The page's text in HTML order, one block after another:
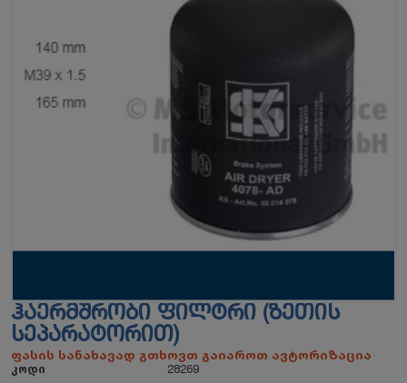
ᲰᲐᲔᲠᲛᲨᲠᲝᲑᲘ ᲤᲘᲚᲢᲠᲘ (ᲖᲔᲗᲘᲡ
ᲡᲔᲞᲐᲠᲐᲢᲝᲠᲘᲗ)
ფასის სანახავად გთხოვთ გაიაროთ ავტორიზაცია
კოდი
28269